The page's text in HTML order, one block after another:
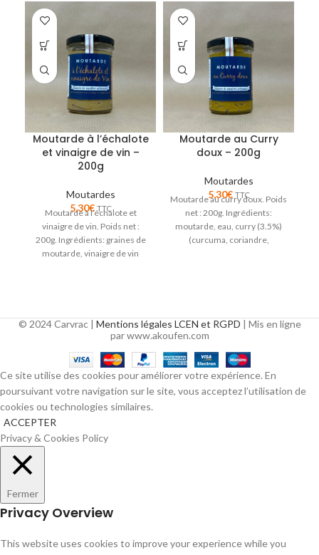
Moutarde à l’échalote
et vinaigre de vin –
200g
Moutardes
5,30€ TTC
Moutarde à l’échalote et
vinaigre de vin. Poids net :
200g. Ingrédients: graines de
moutarde, vinaigre de vin
Moutarde au Curry
doux – 200g
Moutardes
5,30€ TTC
Moutarde au curry doux. Poids
net : 200g. Ingrédients:
moutarde, eau, curry (3.5%)
(curcuma, coriandre,
© 2024 Carvrac | Mentions légales LCEN et RGPD | Mis en ligne
par www.akoufen.com
Ce site utilise des cookies pour améliorer votre expérience. En
poursuivant votre navigation sur le site, vous acceptez l’utilisation de
cookies ou technologies similaires.
ACCEPTER
Privacy & Cookies Policy
Fermer
Privacy Overview
This website uses cookies to improve your experience while you